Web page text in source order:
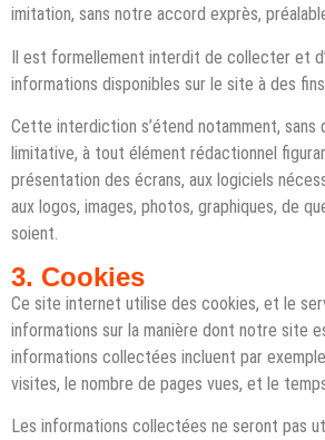
imitation, sans notre accord exprès,
Il est formellement interdit de collecter et
informations disponibles sur le site à des
Cette interdiction s’étend notamment,
limitative, à tout élément rédactionnel
présentation des écrans, aux logiciels
aux logos, images, photos, graphiques, de
soient.
3. Cookies
Ce site internet utilise des cookies, et le
informations sur la manière dont notre site
informations collectées incluent par
visites, le nombre de pages vues, et le
Les informations collectées ne seront pas